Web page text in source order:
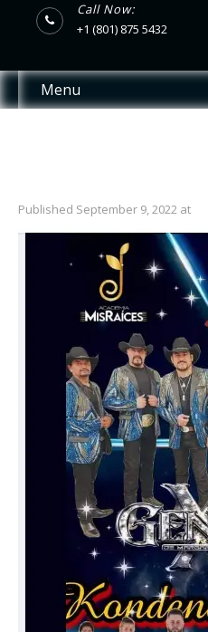
Call Now:
+1 (801) 875 5432
Menu
Published September 9, 2022 at